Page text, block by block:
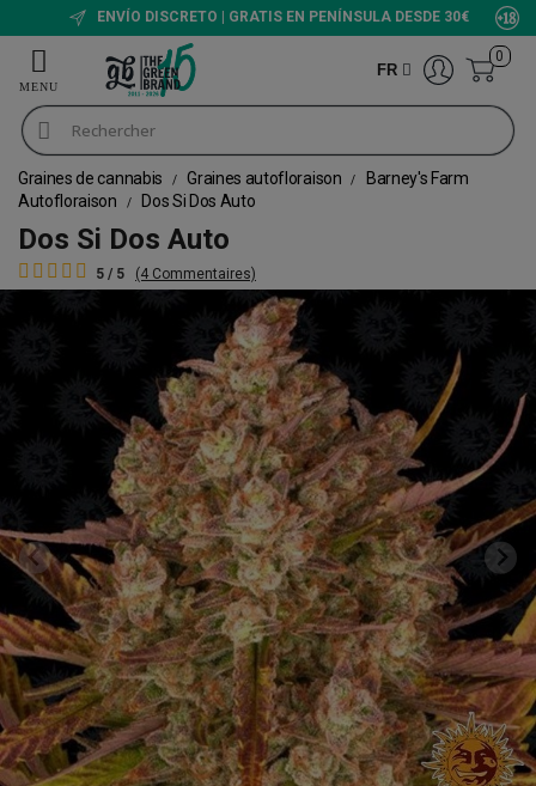
ENVÍO DISCRETO | GRATIS EN PENÍNSULA DESDE 30€
FR
0
Graines de cannabis Graines autofloraison
Barney's Farm
Autofloraison
Dos Si Dos Auto
Dos Si Dos Auto
5 / 5 (4 Commentaires)